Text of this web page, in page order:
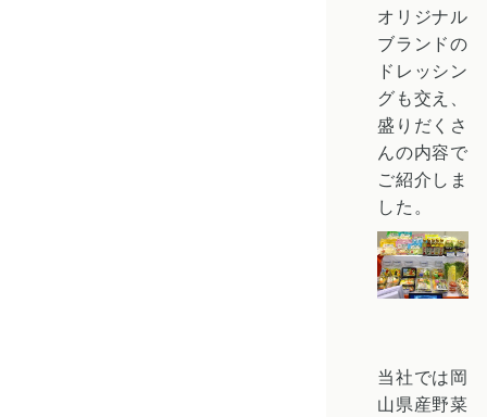
オリジナル
ブランドの
ドレッシン
グも交え、
盛りだくさ
んの内容で
ご紹介しま
した。
当社では岡
山県産野菜